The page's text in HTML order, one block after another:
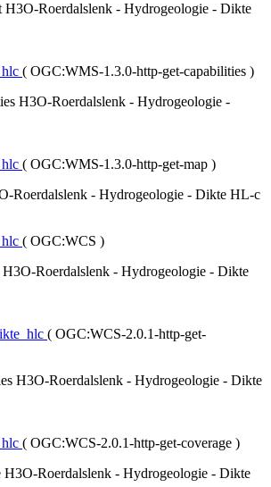
H3O-Roerdalslenk - Hydrogeologie - Dikte
( OGC:WMS-1.3.0-http-get-capabilities )
H3O-Roerdalslenk - Hydrogeologie -
( OGC:WMS-1.3.0-http-get-map )
Roerdalslenk - Hydrogeologie - Dikte HL-c
( OGC:WCS )
Roerdalslenk - Hydrogeologie - Dikte
( OGC:WCS-2.0.1-http-get-
H3O-Roerdalslenk - Hydrogeologie - Dikte
( OGC:WCS-2.0.1-http-get-coverage )
H3O-Roerdalslenk - Hydrogeologie - Dikte